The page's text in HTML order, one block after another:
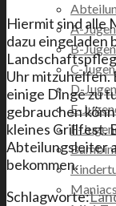
A-
B-
C-
D-
E-
F-
Maniacs
Hiermit sind alle
dazu eingeladen
Uhr mitzuhelfen.
einige Dinge zu
gebrauchen
kleines Grillfest.
Abteilungsleiter
bekommen.
Schlagworte: